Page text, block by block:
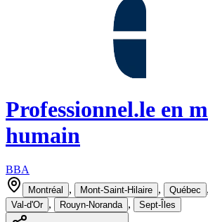
Professionnel.le en
humain
BBA
Montréal , Mont-Saint-Hilaire , Québec ,
Val-d'Or , Rouyn-Noranda , Sept-Îles